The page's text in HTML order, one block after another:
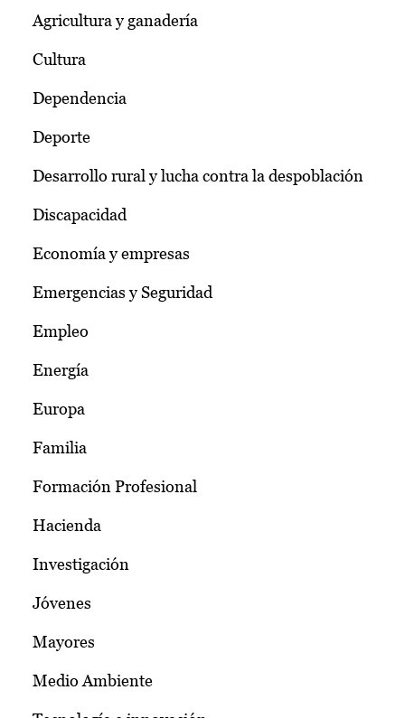
Agricultura y ganadería
Cultura
Dependencia
Deporte
Desarrollo rural y lucha contra la despoblación
Discapacidad
Economía y empresas
Emergencias y Seguridad
Empleo
Energía
Europa
Familia
Formación Profesional
Hacienda
Investigación
Jóvenes
Mayores
Medio Ambiente